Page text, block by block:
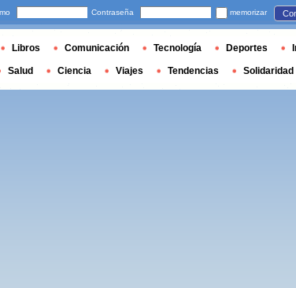
Contraseña memorizar
Libros Comunicación Tecnología Deportes
Salud Ciencia Viajes Tendencias Solidaridad